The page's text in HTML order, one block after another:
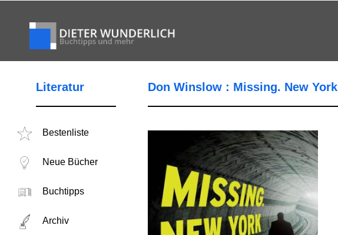
Literatur
Bestenliste
Neue Bücher
Buchtipps
Archiv
Don Winslow : Missing. New York